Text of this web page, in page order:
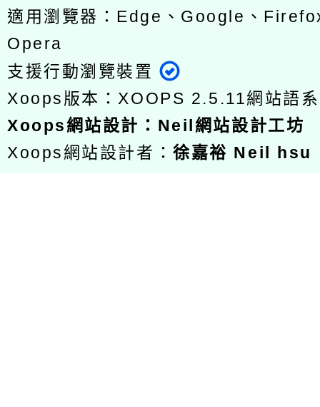
適用瀏覽器：Edge、Google、
Opera
支援行動瀏覽裝置
Xoops版本： XOOPS 2.5.11網站語
Xoops網站設計 ： Neil網站設計工坊
Xoops網站設計者：徐嘉裕 Neil hsu